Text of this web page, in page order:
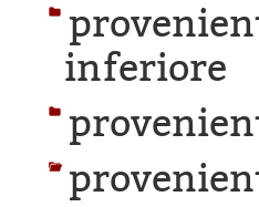
inferiore